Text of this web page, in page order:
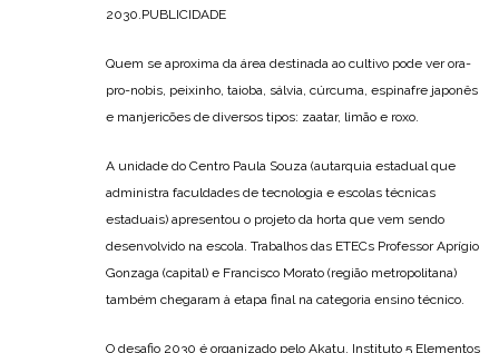
2030.PUBLICIDADE
Quem se aproxima da área destinada ao cultivo pode ver ora-
pro-nobis, peixinho, taioba, sálvia, cúrcuma, espinafre japonês
e manjericões de diversos tipos: zaatar, limão e roxo.
A unidade do Centro Paula Souza (autarquia estadual que
administra faculdades de tecnologia e escolas técnicas
estaduais) apresentou o projeto da horta que vem sendo
desenvolvido na escola. Trabalhos das ETECs Professor Aprígio
Gonzaga (capital) e Francisco Morato (região metropolitana)
também chegaram à etapa final na categoria ensino técnico.
O desafio 2030 é organizado pelo Akatu, Instituto 5 Elementos